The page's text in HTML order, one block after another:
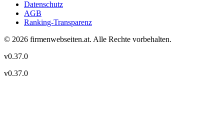
Datenschutz
AGB
Ranking-Transparenz
© 2026 firmenwebseiten.at. Alle Rechte vorbehalten.
v0.37.0
v0.37.0